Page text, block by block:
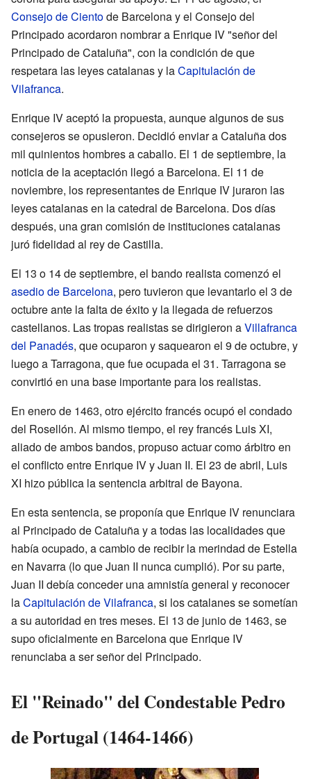
Consejo de Cientode Barcelona y el Consejo del
Principado acordaron nombrar a Enrique IV "señor del
Principado de Cataluña", con la condición de que
respetara las leyes catalanas y laCapitulación de
Vilafranca.
Enrique IV aceptó la propuesta, aunque algunos de sus
consejeros se opusieron. Decidió enviar a Cataluña dos
mil quinientos hombres a caballo. El 1 de septiembre, la
noticia de la aceptación llegó a Barcelona. El 11 de
noviembre, los representantes de Enrique IV juraron las
leyes catalanas en la catedral de Barcelona. Dos días
después, una gran comisión de instituciones catalanas
juró fidelidad al rey de Castilla.
El 13 o 14 de septiembre, el bando realista comenzó el
asedio de Barcelona, pero tuvieron que levantarlo el 3 de
octubre ante la falta de éxito y la llegada de refuerzos
castellanos. Las tropas realistas se dirigieron aVillafranca
del Panadés, que ocuparon y saquearon el 9 de octubre, y
luego a Tarragona, que fue ocupada el 31. Tarragona se
convirtió en una base importante para los realistas.
En enero de 1463, otro ejército francés ocupó el condado
del Rosellón. Al mismo tiempo, el rey francés Luis XI,
aliado de ambos bandos, propuso actuar como árbitro en
el conflicto entre Enrique IV y Juan II. El 23 de abril, Luis
XI hizo pública la sentencia arbitral de Bayona.
En esta sentencia, se proponía que Enrique IV renunciara
al Principado de Cataluña y a todas las localidades que
había ocupado, a cambio de recibir la merindad de Estella
en Navarra (lo que Juan II nunca cumplió). Por su parte,
Juan II debía conceder una amnistía general y reconocer
laCapitulación de Vilafranca, si los catalanes se sometían
a su autoridad en tres meses. El 13 de junio de 1463, se
supo oficialmente en Barcelona que Enrique IV
renunciaba a ser señor del Principado.
El "Reinado" del Condestable Pedro
de Portugal (1464-1466)